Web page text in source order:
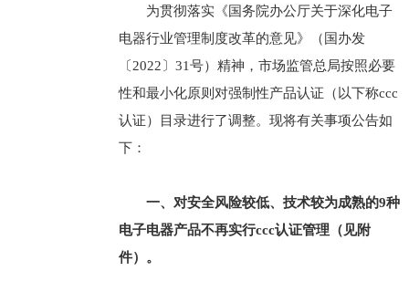
为贯彻落实《国务院办公厅关于深化电子
电器行业管理制度改革的意见》（国办发
〔2022〕31号）精神，市场监管总局按照必要
性和最小化原则对强制性产品认证（以下称ccc
认证）目录进行了调整。现将有关事项公告如
下：
一、对安全风险较低、技术较为成熟的9种
电子电器产品不再实行ccc认证管理（见附
件）。